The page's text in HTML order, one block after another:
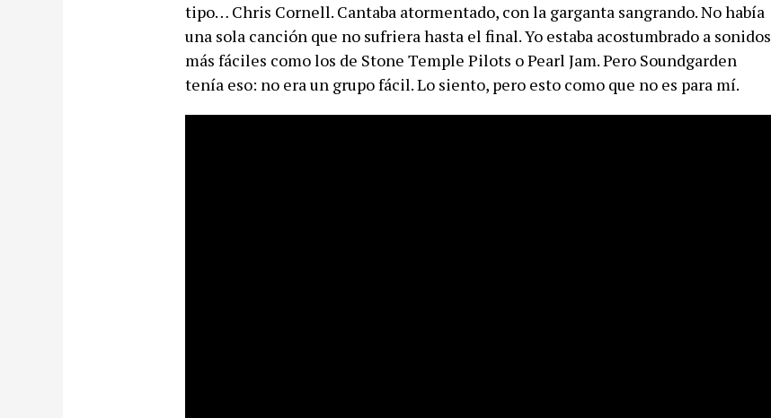
tipo… Chris Cornell. Cantaba atormentado, con la garganta sangrando. No había
una sola canción que no sufriera hasta el final. Yo estaba acostumbrado a sonidos
más fáciles como los de Stone Temple Pilots o Pearl Jam. Pero Soundgarden
tenía eso: no era un grupo fácil. Lo siento, pero esto como que no es para mí.